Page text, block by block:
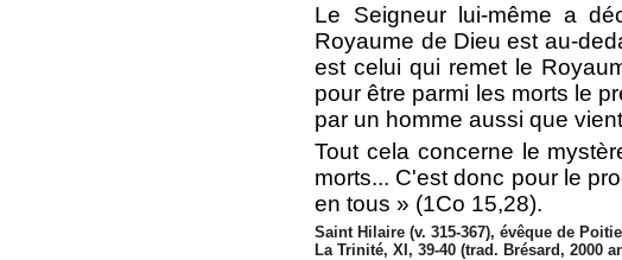
Le Seigneur lui-même a
Royaume de Dieu est au-
est celui qui remet le
pour être parmi les morts le
par un homme aussi que
Tout cela concerne le
morts... C'est donc pour le
en tous » (1Co 15,28).
Saint Hilaire (v. 315-367), évêque de
La Trinité, XI, 39-40 (trad. Brésard, 2000